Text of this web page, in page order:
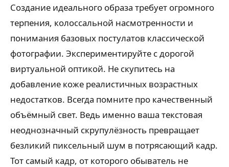
Создание идеального образа требует огромного
терпения, колоссальной насмотренности и
понимания базовых постулатов классической
фотографии. Экспериментируйте с дорогой
виртуальной оптикой. Не скупитесь на
добавление коже реалистичных возрастных
недостатков. Всегда помните про качественный
объёмный свет. Ведь именно ваша текстовая
неоднозначный скрупулёзность превращает
безликий пиксельный шум в потрясающий кадр.
Тот самый кадр, от которого обыватель не